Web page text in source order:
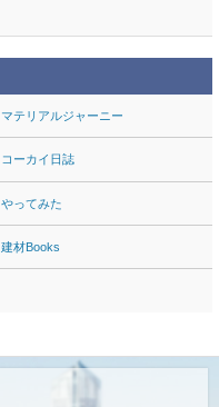
マテリアルジャーニー
コーカイ日誌
やってみた
建材Books